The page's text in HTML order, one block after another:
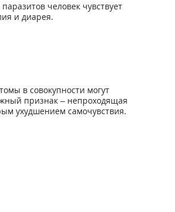
человек чувствует
и диарея.
в совокупности могут
признак – непроходящая
ухудшением самочувствия.